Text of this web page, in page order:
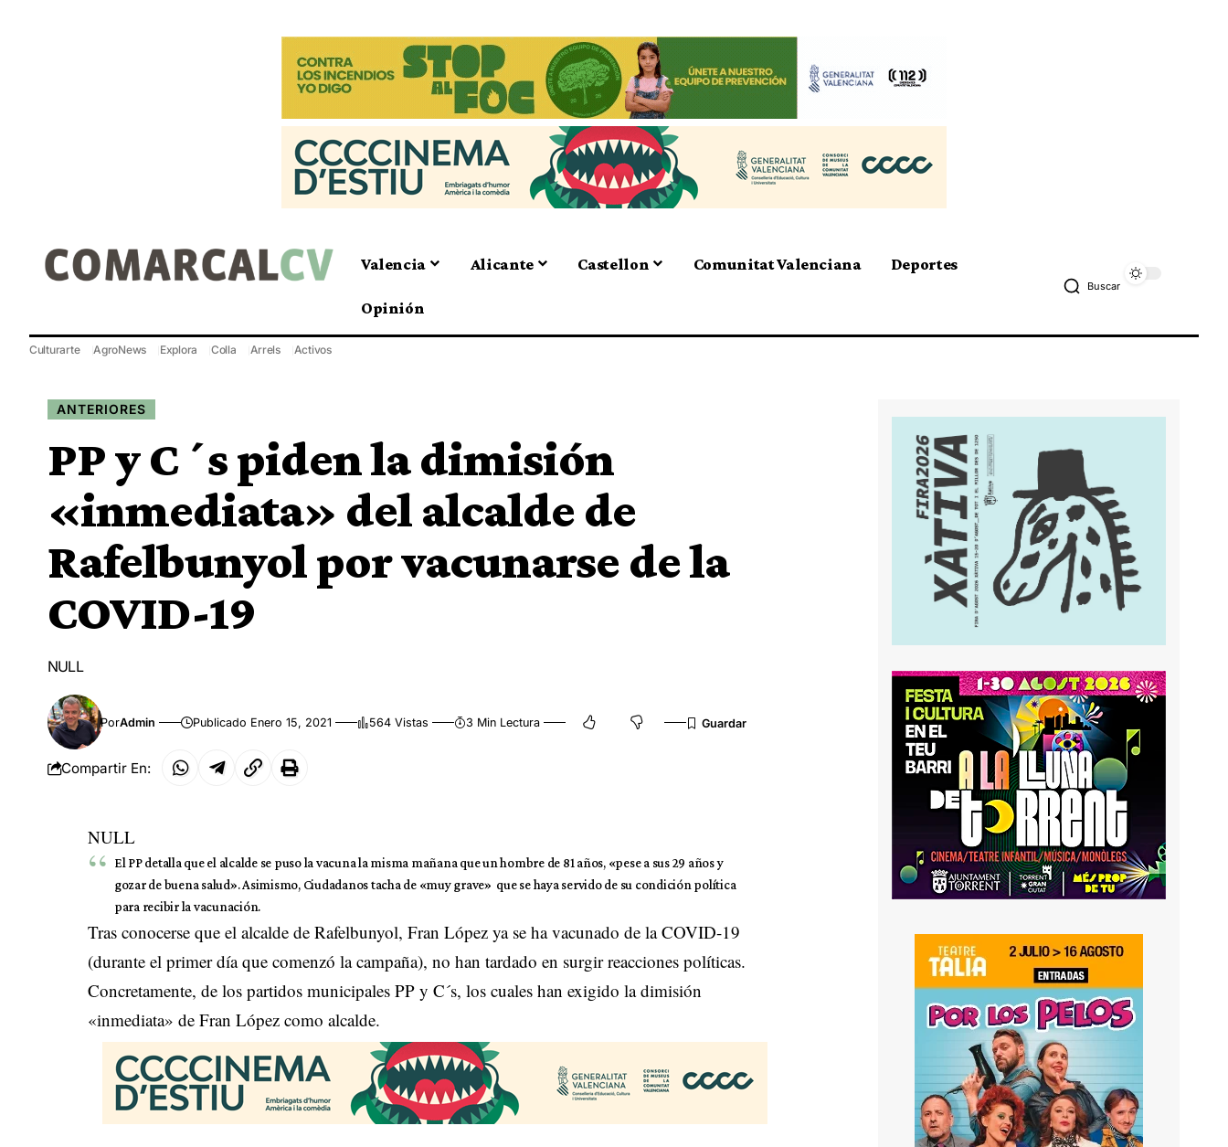
Valencia Alicante Castellon Comunitat Valenciana Deportes
Opinión
Buscar
Culturarte AgroNews Explora Colla Arrels Activos
ANTERIORES
PP y C´s piden la dimisión
«inmediata» del alcalde de
Rafelbunyol por vacunarse de la
COVID-19
NULL
PorAdmin Publicado Enero 15, 2021 564 Vistas 3 Min Lectura
Compartir En:
NULL
El PP detalla que el alcalde se puso la vacuna la misma mañana que un hombre de 81 años, «pese a sus 29 años y
gozar de buena salud». Asimismo, Ciudadanos tacha de «muy grave» que se haya servido de su condición política
para recibir la vacunación.
Tras conocerse que el alcalde de Rafelbunyol, Fran López ya se ha vacunado de la COVID-19
(durante el primer día que comenzó la campaña), no han tardado en surgir reacciones políticas.
Concretamente, de los partidos municipales PP y C´s, los cuales han exigido la dimisión
«inmediata» de Fran López como alcalde.